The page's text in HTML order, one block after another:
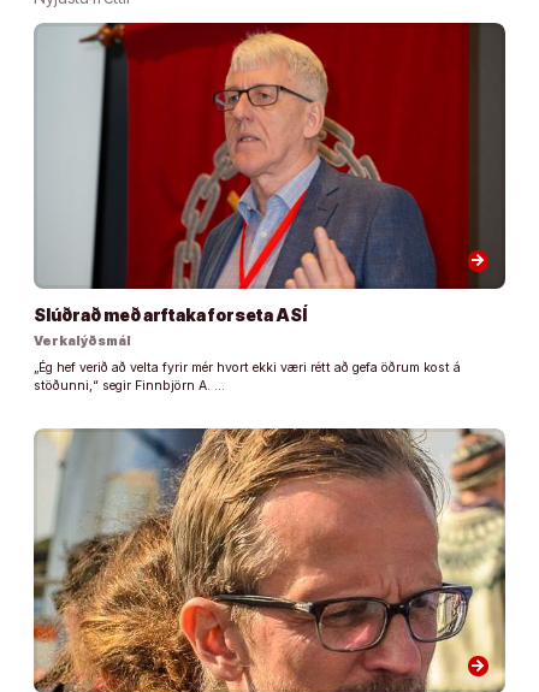
arrow_forward
Slúðrað með arftaka forseta ASÍ
Verkalýðsmál
„Ég hef verið að velta fyrir mér hvort ekki væri rétt að gefa öðrum kost á
stöðunni,“ segir Finnbjörn A. …
arrow_forward